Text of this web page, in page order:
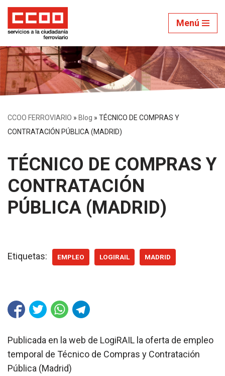
Saltar
contenido
Menú
CCOO FERROVIARIO » Blog » TÉCNICO DE COMPRAS Y
CONTRATACIÓN PÚBLICA (MADRID)
TÉCNICO DE COMPRAS Y
CONTRATACIÓN
PÚBLICA (MADRID)
Etiquetas: EMPLEO LOGIRAIL MADRID
Publicada en la web de LogiRAIL la oferta de empleo
temporal de Técnico de Compras y Contratación
Pública (Madrid)